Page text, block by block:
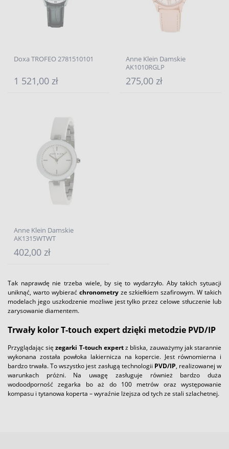
Doxa TROFEO 2781510101
1 521,00 zł
Anne Klein Damskie
AK1010RGLP
275,00 zł
Anne Klein Damskie
AK1315WTWT
402,00 zł
Tak naprawdę nie trzeba wiele, by się to wydarzyło. Aby takich sytuacji
uniknąć, warto wybierać chronometryze szkiełkiem szafirowym. W takich
modelach jego uszkodzenie możliwe jest tylko przez celowe stłuczenie lub
zarysowanie diamentem.
Trwały kolorT-touch expertdzięki metodzie PVD/IP
Przyglądając sięzegarki T-touch expertz bliska, zauważymy jak starannie
wykonana została powłoka lakiernicza na kopercie. Jest równomierna i
bardzo trwała. To wszystko jest zasługą technologii PVD/IP, realizowanej w
warunkach próżni. Na uwagę zasługuje również bardzo duża
wodoodporność zegarka bo aż do 100 metrów oraz występowanie
kompasu i tytanowa koperta – wyraźnie lżejsza od tych ze stali szlachetnej.